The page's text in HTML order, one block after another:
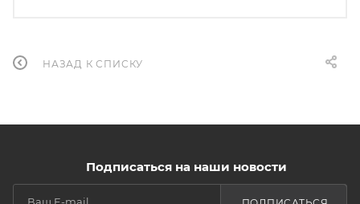
НАЗАД К СПИСКУ
Подписаться на наши новости